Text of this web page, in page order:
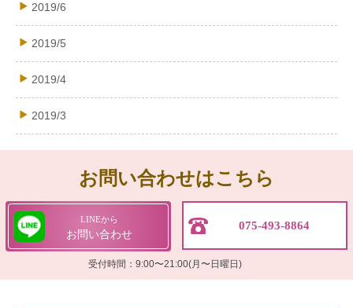
2019/6
2019/5
2019/4
2019/3
お問い合わせはこちら
LINEから
お問い合わせ
075-493-8864
受付時間：9:00〜21:00(月〜日曜日)